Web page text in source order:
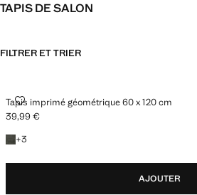
TAPIS DE SALON
FILTRER ET TRIER
Tapis imprimé géométrique 60 x 120 cm
TAPIS IMPRIMÉ GÉOMÉTRIQUE 60 X 120 CM
Prix actuel [39,99 € ]
39,99 €
+3
+3 couleurs
AJOUTER